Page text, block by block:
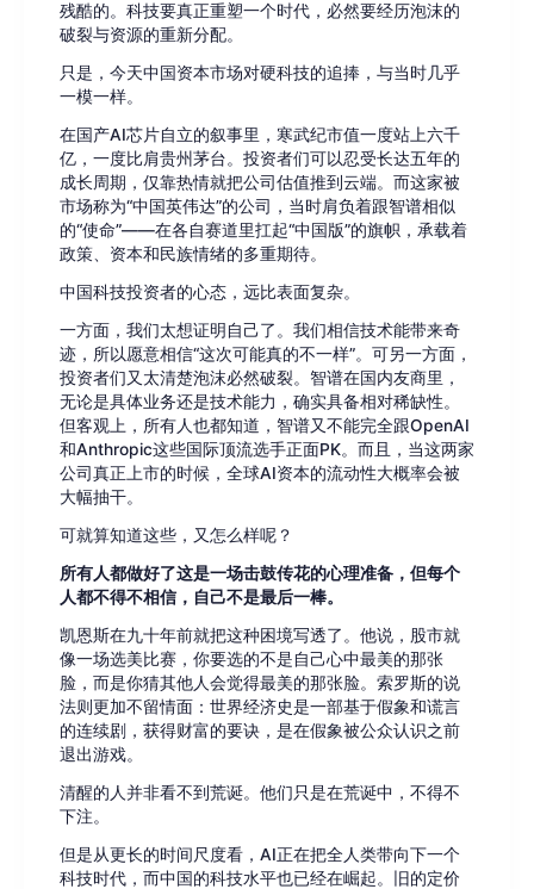
残酷的。科技要真正重塑一个时代，必然要经历泡沫的
破裂与资源的重新分配。
只是，今天中国资本市场对硬科技的追捧，与当时几乎
一模一样。
在国产AI芯片自立的叙事里，寒武纪市值一度站上六千
亿，一度比肩贵州茅台。投资者们可以忍受长达五年的
成长周期，仅靠热情就把公司估值推到云端。而这家被
市场称为“中国英伟达”的公司，当时肩负着跟智谱相似
的“使命”——在各自赛道里扛起“中国版”的旗帜，承载着
政策、资本和民族情绪的多重期待。
中国科技投资者的心态，远比表面复杂。
一方面，我们太想证明自己了。我们相信技术能带来奇
迹，所以愿意相信“这次可能真的不一样”。可另一方面，
投资者们又太清楚泡沫必然破裂。智谱在国内友商里，
无论是具体业务还是技术能力，确实具备相对稀缺性。
但客观上，所有人也都知道，智谱又不能完全跟OpenAI
和Anthropic这些国际顶流选手正面PK。而且，当这两家
公司真正上市的时候，全球AI资本的流动性大概率会被
大幅抽干。
可就算知道这些，又怎么样呢？
所有人都做好了这是一场击鼓传花的心理准备，但每个
人都不得不相信，自己不是最后一棒。
凯恩斯在九十年前就把这种困境写透了。他说，股市就
像一场选美比赛，你要选的不是自己心中最美的那张
脸，而是你猜其他人会觉得最美的那张脸。索罗斯的说
法则更加不留情面：世界经济史是一部基于假象和谎言
的连续剧，获得财富的要诀，是在假象被公众认识之前
退出游戏。
清醒的人并非看不到荒诞。他们只是在荒诞中，不得不
下注。
但是从更长的时间尺度看，AI正在把全人类带向下一个
科技时代，而中国的科技水平也已经在崛起。旧的定价